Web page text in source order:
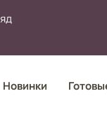
Новинки